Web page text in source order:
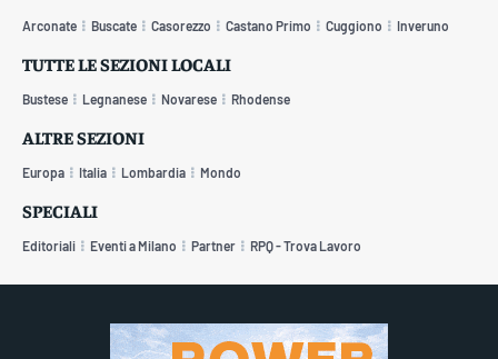
Arconate Buscate Casorezzo Castano Primo Cuggiono Inveruno
TUTTE LE SEZIONI LOCALI
Bustese Legnanese Novarese Rhodense
ALTRE SEZIONI
Europa Italia Lombardia Mondo
SPECIALI
Editoriali Eventi a Milano Partner RPQ - Trova Lavoro